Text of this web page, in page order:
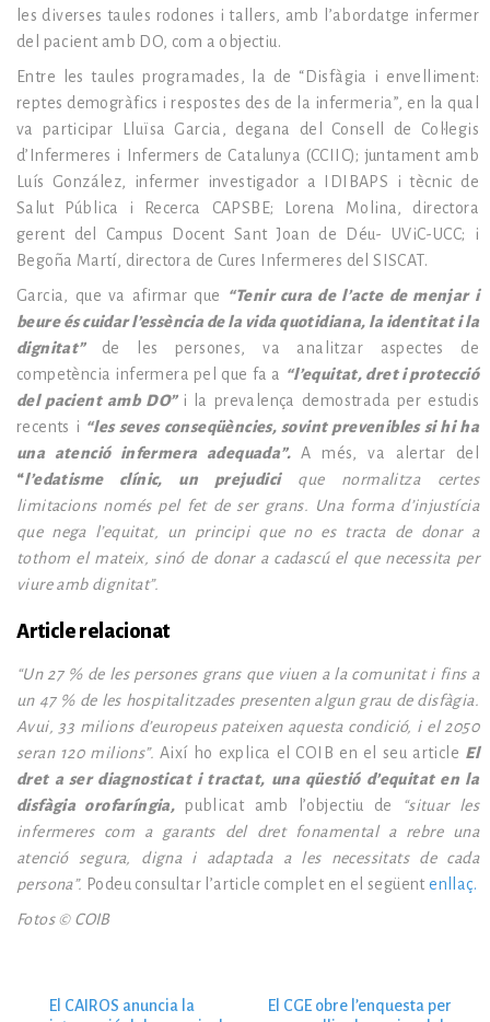
les diverses taules rodones i tallers, amb l’abordatge infermer
del pacient amb DO, com a objectiu.
Entre les taules programades, la de “Disfàgia i envelliment:
reptes demogràfics i respostes des de la infermeria”, en la qual
va participar Lluïsa Garcia, degana del Consell de Col·legis
d’Infermeres i Infermers de Catalunya (CCIIC); juntament amb
Luís González, infermer investigador a IDIBAPS i tècnic de
Salut Pública i Recerca CAPSBE; Lorena Molina, directora
gerent del Campus Docent Sant Joan de Déu- UViC-UCC; i
Begoña Martí, directora de Cures Infermeres del SISCAT.
Garcia, que va afirmar que
“Tenir cura de l’acte de menjar i
beure és cuidar l’essència de la vida quotidiana, la identitat i la
dignitat”de les persones, va analitzar aspectes de
competència infermera pel que fa a “l’equitat, dret i protecció
del pacient amb DO” i la prevalença demostrada per estudis
recents i “les seves conseqüències, sovint prevenibles si hi ha
una atenció infermera adequada”.A més, va alertar del
“l’edatisme clínic, un prejudicique normalitza certes
limitacions només pel fet de ser grans. Una forma d’injustícia
que nega l’equitat, un principi que no es tracta de donar a
tothom el mateix, sinó de donar a cadascú el que necessita per
viure amb dignitat”.
Article relacionat
“Un 27 % de les persones grans que viuen a la comunitat i fins a
un 47 % de les hospitalitzades presenten algun grau de disfàgia.
Avui, 33 milions d’europeus pateixen aquesta condició, i el 2050
seran 120 milions”. Així ho explica el COIB en el seu article El
dret a ser diagnosticat i tractat, una qüestió d’equitat en la
disfàgia orofaríngia, publicat amb l’objectiu de
“situar les
infermeres com a garants del dret fonamental a rebre una
atenció segura, digna i adaptada a les necessitats de cada
persona”. Podeu consultar l’article complet en el següentenllaç.
Fotos © COIB
El CAIROS anuncia la
El CGE obre l’enquesta per